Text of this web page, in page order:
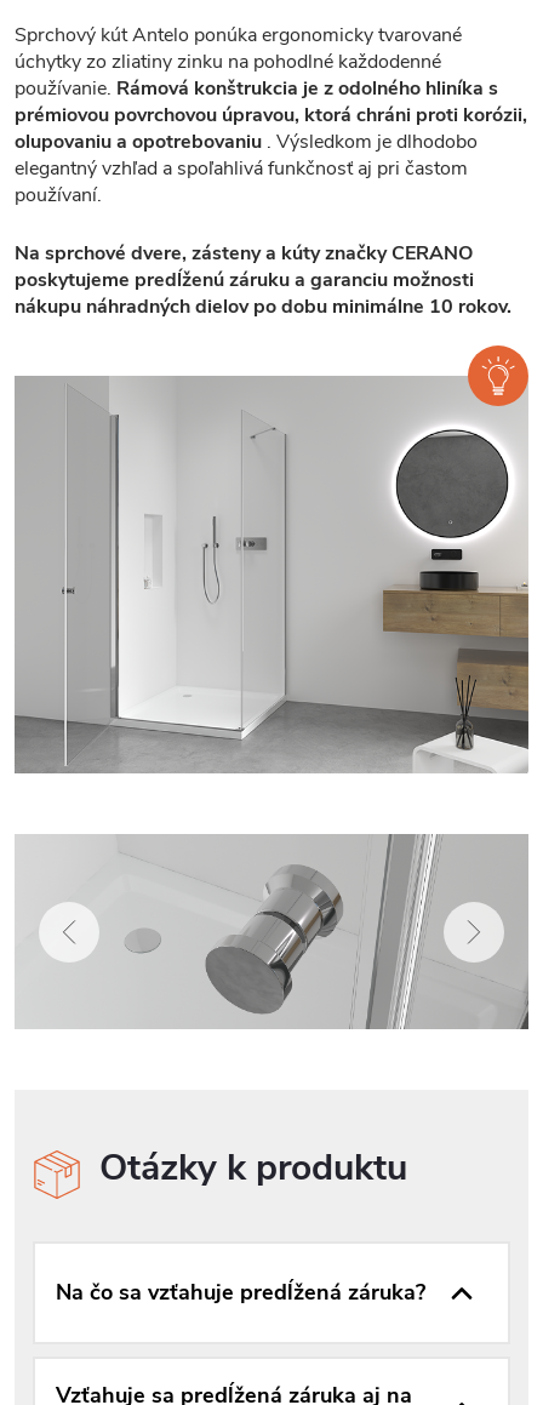
Sprchový kút Antelo ponúka ergonomicky tvarované
úchytky zo zliatiny zinku na pohodlné každodenné
používanie. Rámová konštrukcia je z odolného hliníka s
prémiovou povrchovou úpravou, ktorá chráni proti korózii,
olupovaniu a opotrebovaniu . Výsledkom je dlhodobo
elegantný vzhľad a spoľahlivá funkčnosť aj pri častom
používaní.
Na sprchové dvere, zásteny a kúty značky CERANO
poskytujeme predĺženú záruku a garanciu možnosti
nákupu náhradných dielov po dobu minimálne 10 rokov.
Otázky k produktu
Na čo sa vzťahuje predĺžená záruka?
Vzťahuje sa predĺžená záruka aj na